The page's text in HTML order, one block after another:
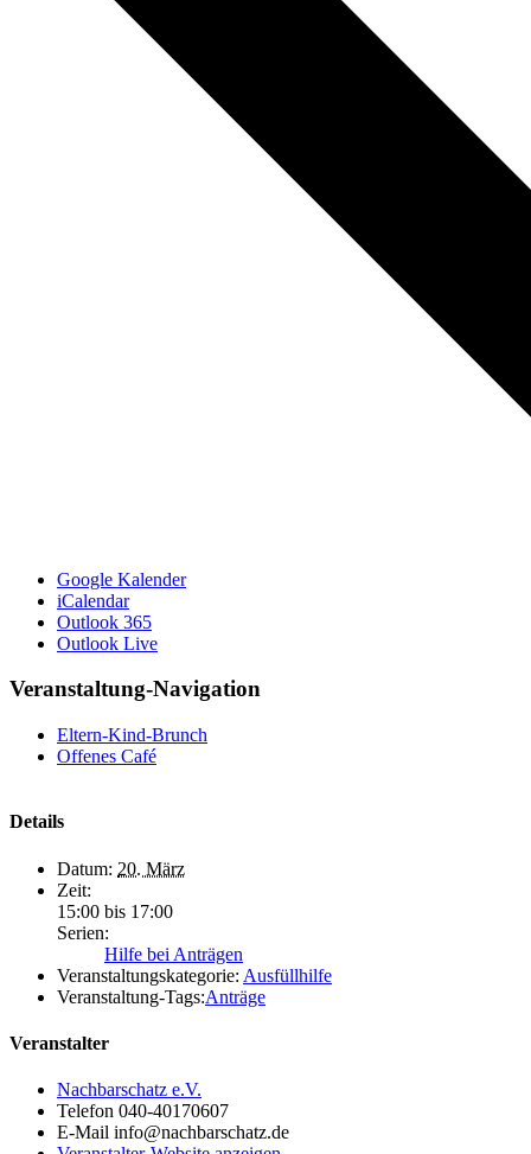
Google Kalender
iCalendar
Outlook 365
Outlook Live
Veranstaltung-Navigation
Eltern-Kind-Brunch
Offenes Café
Details
Datum: 20. März
Zeit:
15:00 bis 17:00
Serien:
Hilfe bei Anträgen
Veranstaltungskategorie: Ausfüllhilfe
Veranstaltung-Tags:Anträge
Veranstalter
Nachbarschatz e.V.
Telefon 040-40170607
E-Mail info@nachbarschatz.de